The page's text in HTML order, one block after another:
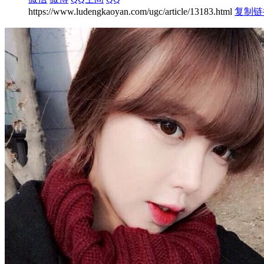
https://www.ludengkaoyan.com/ugc/article/13183.html 复制